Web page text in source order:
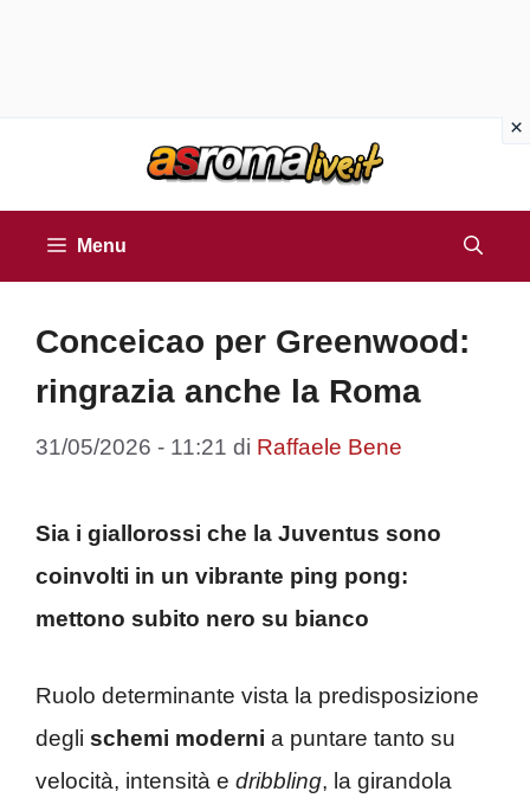
Menu
Conceicao per Greenwood:
ringrazia anche la Roma
31/05/2026 - 11:21 di Raffaele Bene
Sia i giallorossi che la Juventus sono
coinvolti in un vibrante ping pong:
mettono subito nero su bianco
Ruolo determinante vista la predisposizione
degli schemi moderni a puntare tanto su
velocità, intensità e dribbling, la girandola